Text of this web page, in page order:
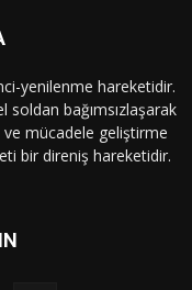
yenilenme hareketidir.
soldan bağımsızlaşarak
mücadele geliştirme
bir direniş hareketidir.